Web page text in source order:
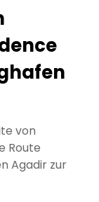
von
Route
Agadir zur